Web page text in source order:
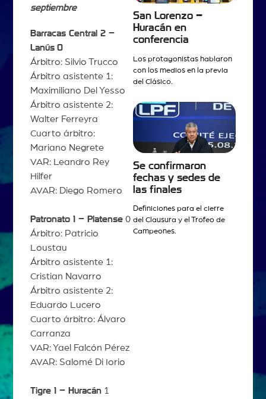
septiembre
Barracas Central 2 –
Lanús 0
Árbitro: Silvio Trucco
Árbitro asistente 1:
Maximiliano Del Yesso
Árbitro asistente 2:
Walter Ferreyra
Cuarto árbitro:
Mariano Negrete
VAR: Leandro Rey
Hilfer
AVAR: Diego Romero
Patronato 1 – Platense0
Árbitro: Patricio
Loustau
Árbitro asistente 1:
Cristian Navarro
Árbitro asistente 2:
Eduardo Lucero
Cuarto árbitro: Álvaro
Carranza
VAR: Yael Falcón Pérez
AVAR: Salomé Di Iorio
Tigre 1 – Huracán1
San Lorenzo –
Huracán en
conferencia
Los protagonistas hablaron
con los medios en la previa
del Clásico.
Se confirmaron
fechas y sedes de
las finales
Definiciones para el cierre
del Clausura y el Trofeo de
Campeones.